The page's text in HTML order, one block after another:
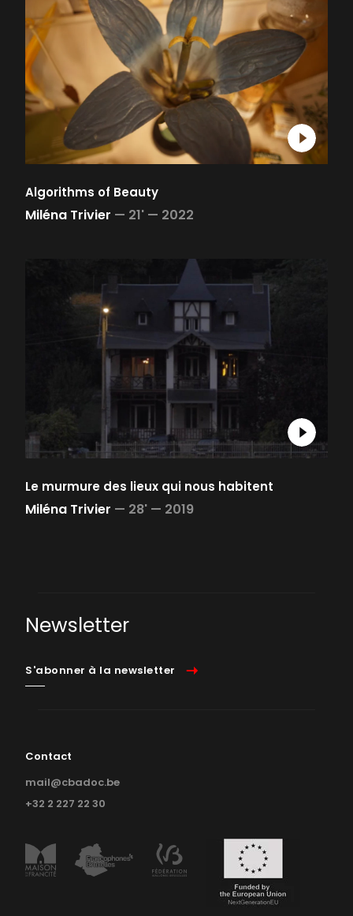
Algorithms of Beauty
Miléna Trivier — 21' — 2022
Le murmure des lieux qui nous habitent
Miléna Trivier — 28' — 2019
Newsletter
S'abonner à la newsletter
Contact
mail@cbadoc.be
+32 2 227 22 30